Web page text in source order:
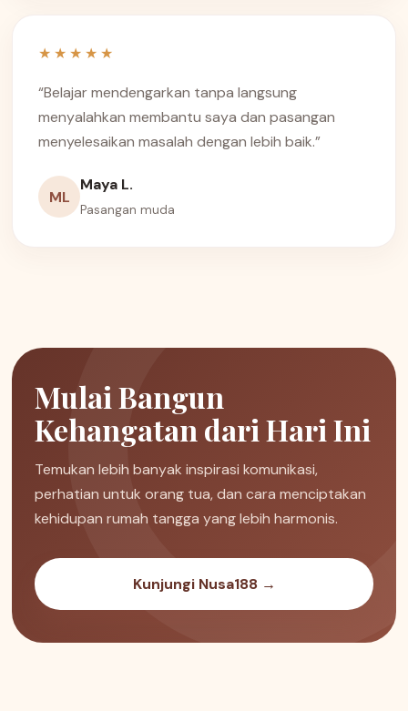
★★★★★
“Belajar mendengarkan tanpa langsung
menyalahkan membantu saya dan pasangan
menyelesaikan masalah dengan lebih baik.”
ML
Maya L.
Pasangan muda
Mulai Bangun
Kehangatan dari Hari Ini
Temukan lebih banyak inspirasi komunikasi,
perhatian untuk orang tua, dan cara menciptakan
kehidupan rumah tangga yang lebih harmonis.
Kunjungi Nusa188 →